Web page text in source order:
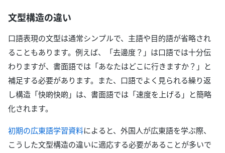
文型構造の違い
口語表現の文型は通常シンプルで、主語や目的語が省略され
ることもあります。例えば、「去邊度？」は口語では十分伝
わりますが、書面語では「あなたはどこに行きますか？」と
補足する必要があります。また、口語でよく見られる繰り返
し構造「快啲快啲」は、書面語では「速度を上げる」と簡略
化されます。
初期の広東語学習資料によると、外国人が広東語を学ぶ際、
こうした文型構造の違いに適応する必要があることが多いで